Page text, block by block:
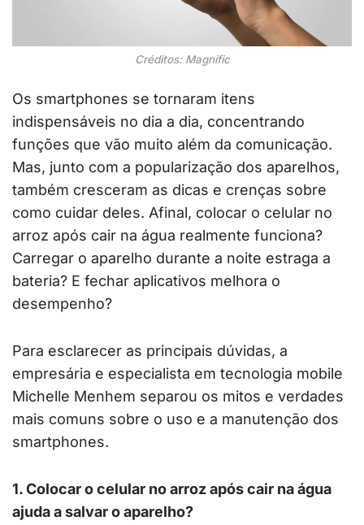
Créditos: Magnific
Os smartphones se tornaram itens
indispensáveis no dia a dia, concentrando
funções que vão muito além da comunicação.
Mas, junto com a popularização dos aparelhos,
também cresceram as dicas e crenças sobre
como cuidar deles. Afinal, colocar o celular no
arroz após cair na água realmente funciona?
Carregar o aparelho durante a noite estraga a
bateria? E fechar aplicativos melhora o
desempenho?
Para esclarecer as principais dúvidas, a
empresária e especialista em tecnologia mobile
Michelle Menhem separou os mitos e verdades
mais comuns sobre o uso e a manutenção dos
smartphones.
1. Colocar o celular no arroz após cair na água
ajuda a salvar o aparelho?